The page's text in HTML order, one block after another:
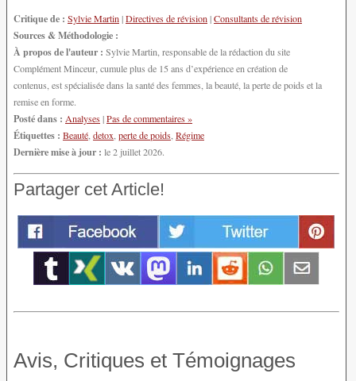
Critique de : Sylvie Martin|Directives de révision|Consultants de révision
Sources & Méthodologie :
À propos de l'auteur : Sylvie Martin, responsable de la rédaction du site
Complément Minceur, cumule plus de 15 ans d’expérience en création de
contenus, est spécialisée dans la santé des femmes, la beauté, la perte de poids et la
remise en forme.
Posté dans : Analyses|Pas de commentaires »
Étiquettes : Beauté detox perte de poids Régime
Dernière mise à jour : le 2 juillet 2026.
Partager cet Article!
Avis, Critiques et Témoignages